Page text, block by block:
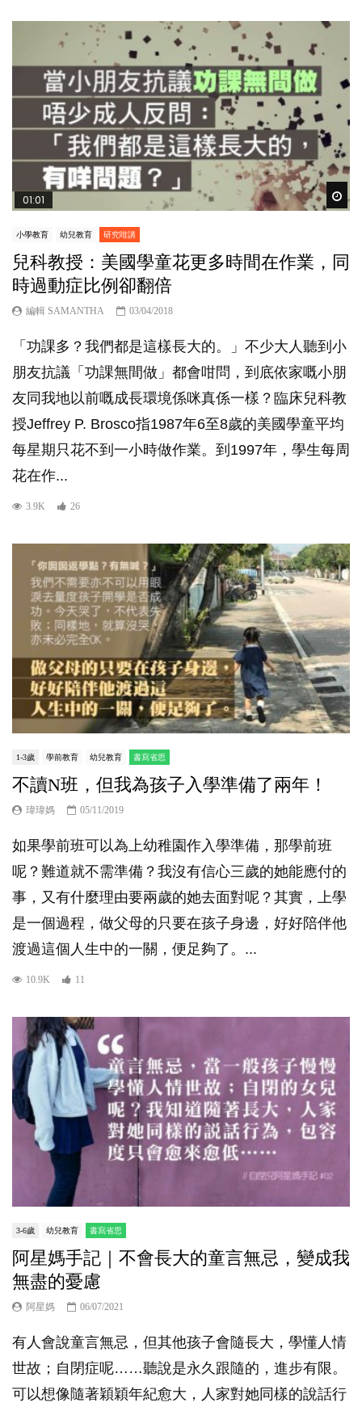
01:01
小學教育 幼兒教育 研究咁講
兒科教授：美國學童花更多時間在作業，同
時過動症比例卻翻倍
編輯 SAMANTHA 03/04/2018
「功課多？我們都是這樣長大的。」不少大人聽到小
朋友抗議「功課無間做」都會咁問，到底依家嘅小朋
友同我地以前嘅成長環境係咪真係一樣？臨床兒科教
授Jeffrey P. Brosco指1987年6至8歲的美國學童平均
每星期只花不到一小時做作業。到1997年，學生每周
花在作...
3.9K 26
1-3歲 學前教育 幼兒教育 書寫省思
不讀N班，但我為孩子入學準備了兩年！
瑋瑋媽 05/11/2019
如果學前班可以為上幼稚園作入學準備，那學前班
呢？難道就不需準備？我沒有信心三歲的她能應付的
事，又有什麼理由要兩歲的她去面對呢？其實，上學
是一個過程，做父母的只要在孩子身邊，好好陪伴他
渡過這個人生中的一關，便足夠了。...
10.9K 11
3-6歲 幼兒教育 書寫省思
阿星媽手記｜不會長大的童言無忌，變成我
無盡的憂慮
阿星媽 06/07/2021
有人會說童言無忌，但其他孩子會隨長大，學懂人情
世故；自閉症呢……聽說是永久跟隨的，進步有限。
可以想像隨著穎穎年紀愈大，人家對她同樣的說話行